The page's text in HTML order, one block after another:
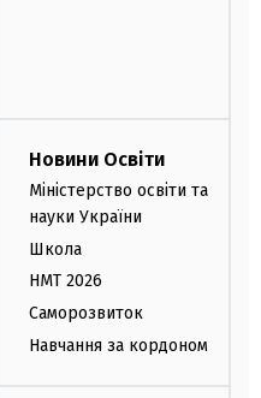
Новини Освіти
Міністерство освіти та
науки України
Школа
НМТ 2026
Саморозвиток
Навчання за кордоном